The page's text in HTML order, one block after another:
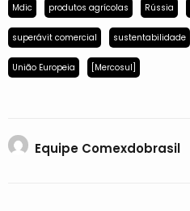
Mdic produtos agrícolas Rússia
superávit comercial sustentabilidade
União Europeia [Mercosul]
Equipe Comexdobrasil